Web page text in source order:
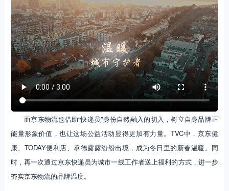
而京东物流也借助“快递员”身份自然融入的切入，树立自身品牌正
能量形象价值，也让这场公益活动显得更加有力量。TVC中，京东健
康、TODAY便利店、承德露露纷纷出境，成为冬日里的新春温暖。同
时，再一次通过京东快递员为城市一线工作者送上福利的方式，进一步
夯实京东物流的品牌温度。